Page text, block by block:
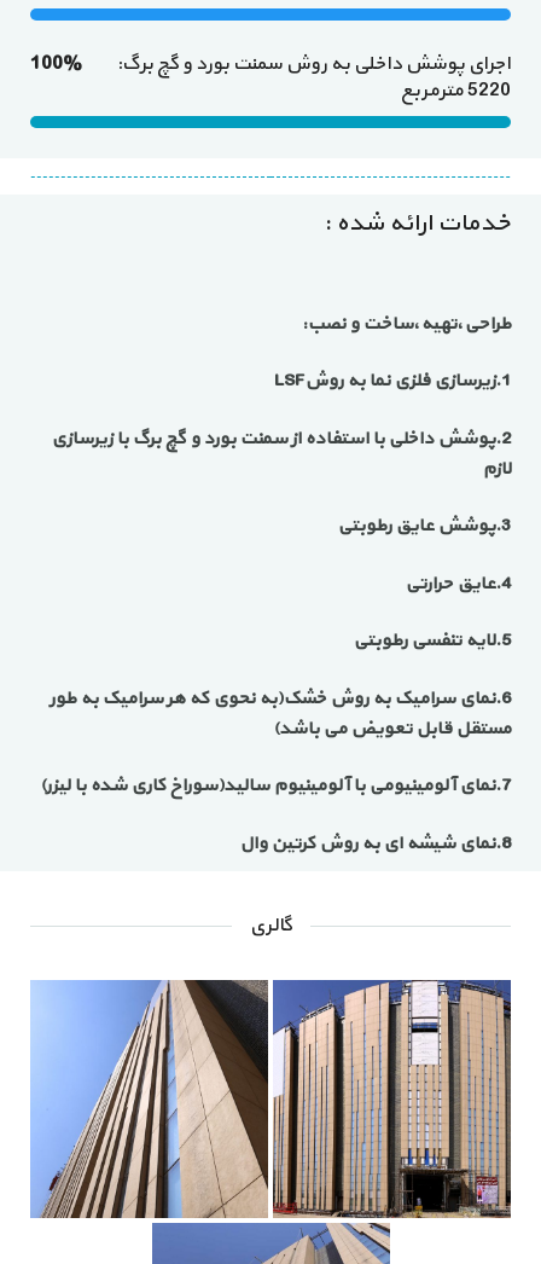
اجرای پوشش داخلی به روش سمنت بورد و گچ برگ:
5220 مترمربع
100%
خدمات ارائه شده :
طراحی،تهیه،ساخت و نصب:
1.زیرسازی فلزی نما به روشLSF
2.پوشش داخلی با استفاده از سمنت بورد و گچ برگ با زیرسازی
لازم
3.پوشش عایق رطوبتی
4.عایق حرارتی
5.لایه تنفسی رطوبتی
6.نمای سرامیک به روش خشک(به نحوی که هر سرامیک به طور
مستقل قابل تعویض می باشد)
7.نمای آلومینیومی با آلومینیوم سالید(سوراخ کاری شده با لیزر)
8.نمای شیشه ای به روش کرتین وال
گالری